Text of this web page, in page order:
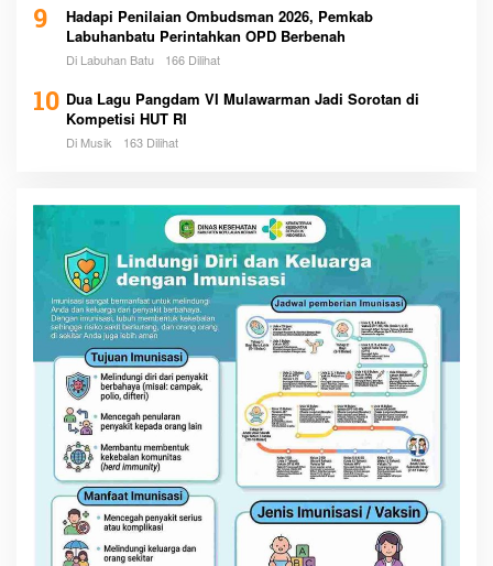
9
Hadapi Penilaian Ombudsman 2026, Pemkab
Labuhanbatu Perintahkan OPD Berbenah
Di Labuhan Batu 166 Dilihat
10 Dua Lagu Pangdam VI Mulawarman Jadi Sorotan di
Kompetisi HUT RI
Di Musik 163 Dilihat